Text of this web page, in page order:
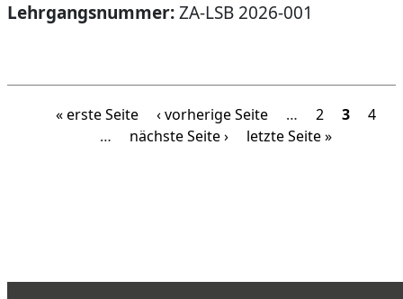
Lehrgangsnummer:ZA-LSB 2026-001
Seitennummerierung
Erste Seite
« erste Seite Vorherige Seite
‹ vorherige Seite … Page
2 Aktuelle
3 Page
4
…
Nächste Seite
nächste Seite › Letzte Seite
letzte Seite »